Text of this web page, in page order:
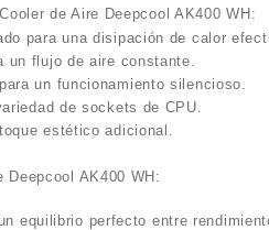
de Aire Deepcool AK400 WH:
para una disipación de calor
un flujo de aire constante.
un funcionamiento silencioso.
de sockets de CPU.
estético adicional.
AK400 WH:
equilibrio perfecto entre